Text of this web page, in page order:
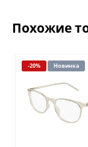
Похожие
-20% Новинка